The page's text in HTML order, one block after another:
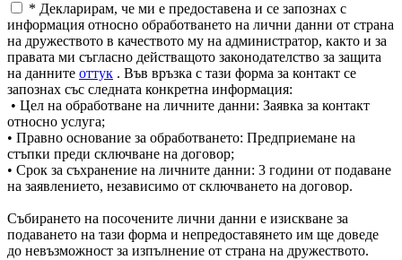
* Декларирам, че ми е предоставена и се запознах с
информация относно обработването на лични данни от страна
на дружеството в качеството му на администратор, както и за
правата ми съгласно действащото законодателство за защита
на данните оттук . Във връзка с тази форма за контакт се
запознах със следната конкретна информация:
• Цел на обработване на личните данни: Заявка за контакт
относно услуга;
• Правно основание за обработването: Предприемане на
стъпки преди сключване на договор;
• Срок за съхранение на личните данни: 3 години от подаване
на заявлението, независимо от сключването на договор.
Събирането на посочените лични данни е изискване за
подаването на тази форма и непредоставянето им ще доведе
до невъзможност за изпълнение от страна на дружеството.